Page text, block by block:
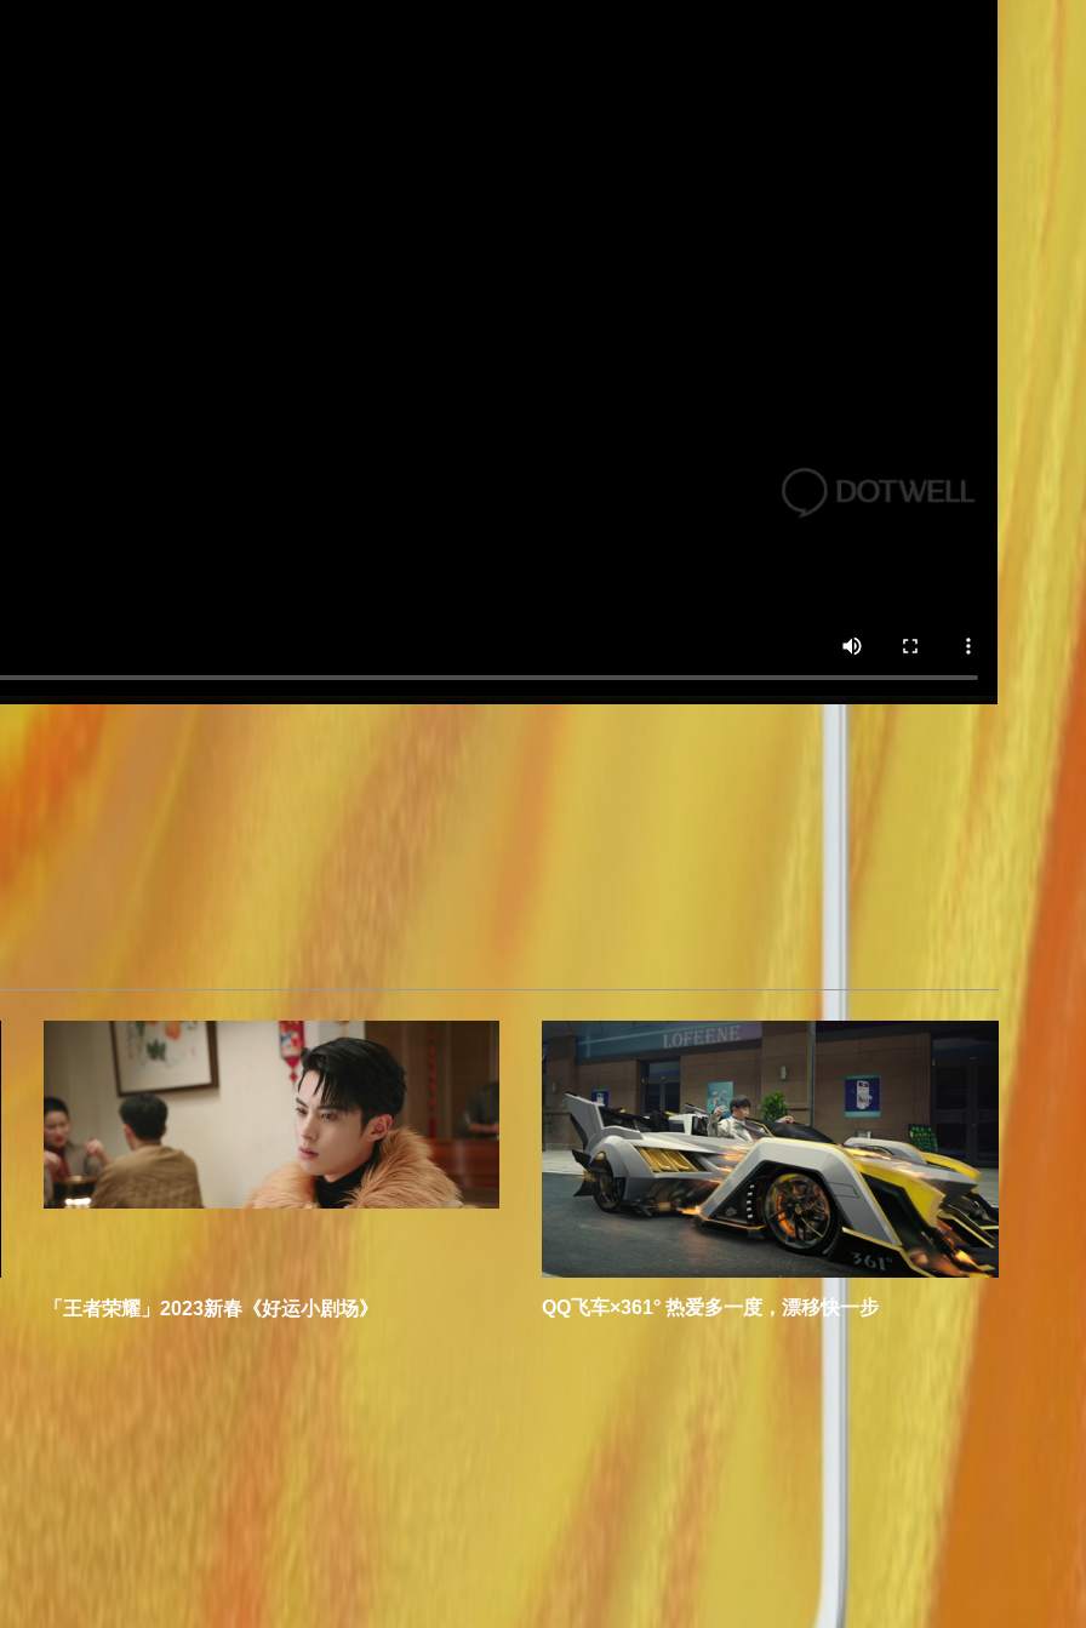
「王者荣耀」2023新春《好运小剧场》 QQ飞车×361° 热爱多一度，漂移快一步